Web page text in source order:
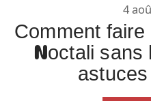
4
Comment
Noctali sans